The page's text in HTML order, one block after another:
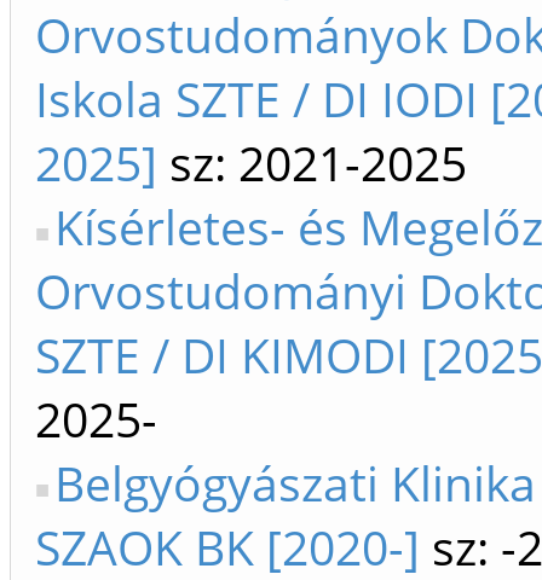
Orvostudományok
Iskola SZTE / DI IODI
2025] sz: 2021-2025
Kísérletes- és
Orvostudományi
SZTE / DI KIMODI
2025-
Belgyógyászati Klinika
SZAOK BK [2020-] sz: -